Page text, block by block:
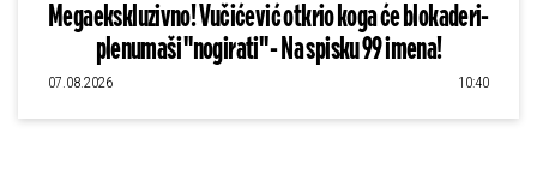
Megaekskluzivno! Vučićević otkrio koga će blokaderi-
plenumaši "nogirati" - Na spisku 99 imena!
07.08.2026 10:40